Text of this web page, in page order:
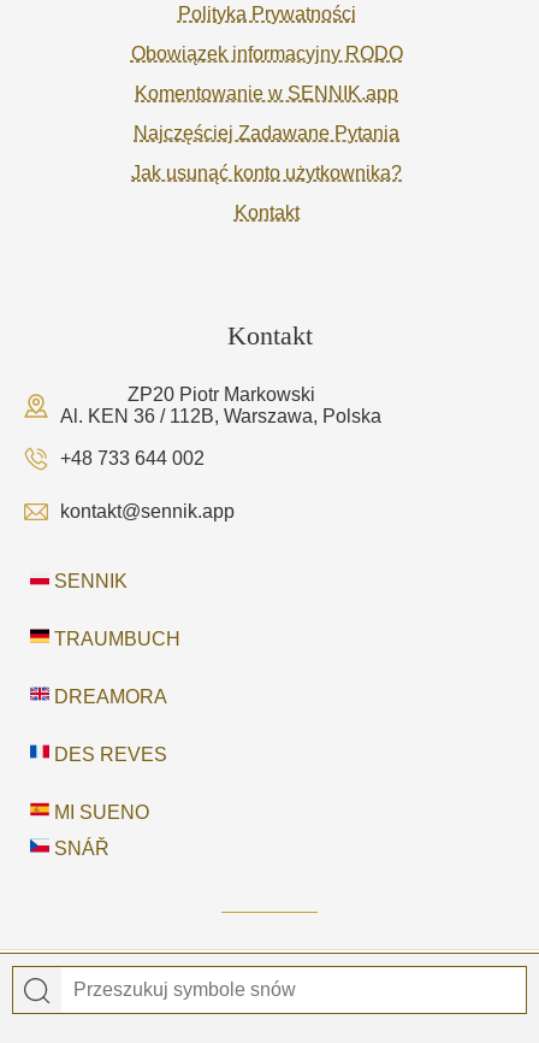
Polityka Prywatności
Obowiązek informacyjny RODO
Komentowanie w SENNIK.app
Najczęściej Zadawane Pytania
Jak usunąć konto użytkownika?
Kontakt
Kontakt
ZP20 Piotr Markowski
Al. KEN 36 / 112B, Warszawa, Polska
+48 733 644 002
kontakt@sennik.app
SENNIK
TRAUMBUCH
DREAMORA
DES REVES
MI SUENO
SNÁŘ
© 2026
Sennik